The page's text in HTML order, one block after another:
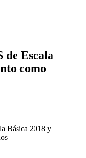
de Escala
como
Básica 2018 y